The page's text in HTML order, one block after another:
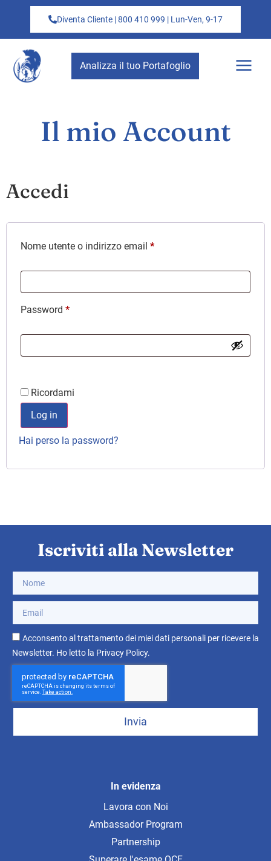
Diventa Cliente | 800 410 999 | Lun-Ven, 9-17
Analizza il tuo Portafoglio
Il mio Account
Accedi
Nome utente o indirizzo email *
Password *
Ricordami
Log in
Hai perso la password?
In evidenza
Lavora con Noi
Ambassador Program
Partnership
Iscriviti alla Newsletter
Acconsento al trattamento dei miei dati personali per ricevere la
Newsletter. Ho letto la Privacy Policy.
Invia